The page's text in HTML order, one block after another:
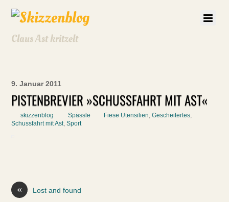
Claus Ast kritzelt
9. Januar 2011
PISTENBREVIER »SCHUSSFAHRT MIT AST«
skizzenblog Spässle Fiese Utensilien,Gescheitertes,
Schussfahrt mit Ast,Sport
« Lost and found